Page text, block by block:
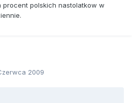
procent polskich nastolatkow w
2009